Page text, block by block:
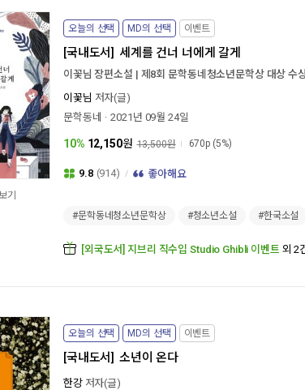
기
오늘의 선택 MD의 선택 이벤트
[국내도서] 세계를 건너 너에게 갈게
이꽃님 장편소설 | 제8회 문학동네청소년문학상 대상 수
이꽃님 저자(글)
문학동네
2021년 09월 24일
10% 12,150원 13,500원 670p (5%)
9.8 (914) 좋아해요
#문학동네청소년문학상 #청소년소설 #한국소설
[외국도서] 지브리 직수입 Studio Ghibli 이벤트 외 2
오늘의 선택 MD의 선택 이벤트
[국내도서] 소년이 온다
한강 저자(글)